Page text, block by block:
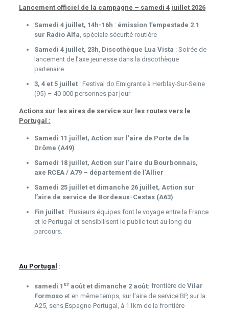
Lancement officiel de la campagne – samedi 4 juillet 2026
Samedi 4 juillet, 14h-16h : émission Tempestade 2.1
sur Radio Alfa, spéciale sécurité routière
Samedi 4 juillet, 23h, Discothèque Lua Vista : Soirée de
lancement de l’axe jeunesse dans la discothèque
partenaire.
3, 4 et 5 juillet: Festival do Emigrante à Herblay-Sur-Seine
(95) – 40 000 personnes par jour
Actions sur les aires de service sur les routes vers le
Portugal :
Samedi 11 juillet, Action sur l’aire de Porte de la
Drôme (A49)
Samedi 18 juillet, Action sur l’aire du Bourbonnais,
axe RCEA / A79 – département de l’Allier
Samedi 25 juillet et dimanche 26 juillet, Action sur
l’aire de service de Bordeaux-Cestas (A63)
Fin juillet: Plusieurs équipes font le voyage entre la France
et le Portugal et sensibilisent le public tout au long du
parcours.
Au Portugal :
samedi 1 eraoût et dimanche 2 août: frontière de Vilar
Formosoet en même temps, sur l’aire de service BP, sur la
A25, sens Espagne-Portugal, à 11km de la frontière